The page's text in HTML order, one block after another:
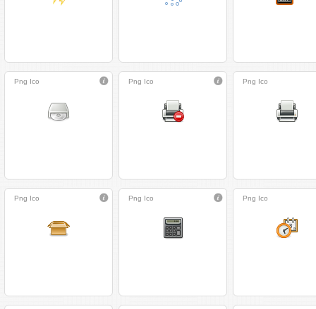
Png Ico Png Ico Png Ico
Png Ico Png Ico Png Ico